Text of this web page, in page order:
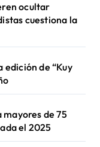
ocultar
cuestiona la
edición de “Kuy
de 75
el 2025